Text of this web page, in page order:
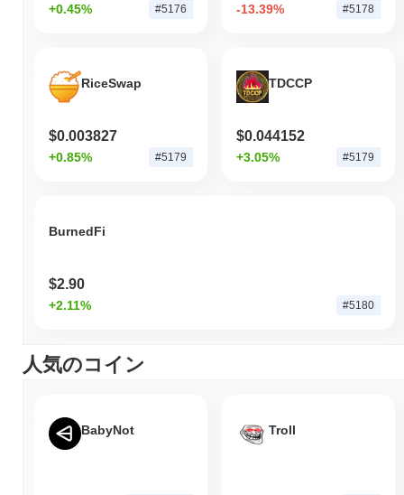
+0.45% #5176 -13.39% #5178
RiceSwap
$0.003827
+0.85% #5179
TDCCP
$0.044152
+3.05% #5179
BurnedFi
$2.90
+2.11% #5180
人気のコイン
BabyNot Troll